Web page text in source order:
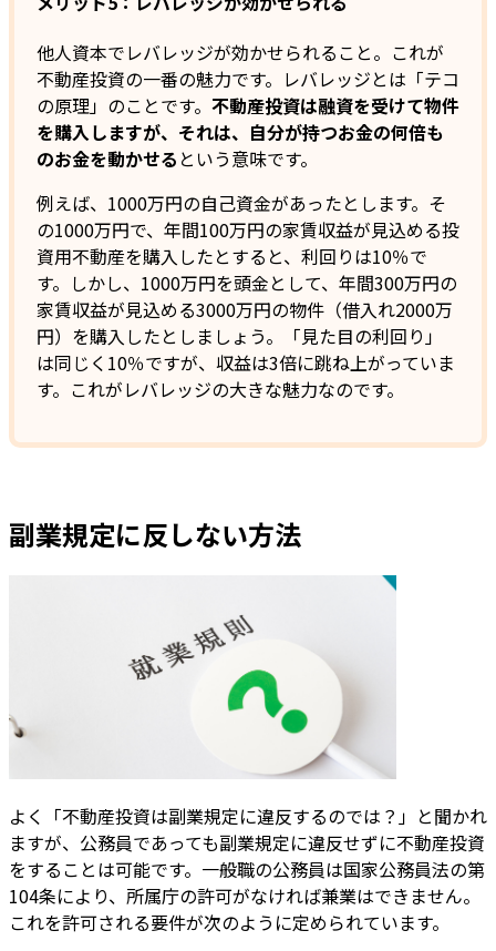
他人資本でレバレッジが効かせられること。これが
不動産投資の一番の魅力です。レバレッジとは「テコ
の原理」のことです。 不動産投資は融資を受けて物件
を購入しますが、それは、自分が持つお金の何倍も
のお金を動かせる という意味です。
例えば、1000万円の自己資金があったとします。そ
の1000万円で、年間100万円の家賃収益が見込める投
資用不動産を購入したとすると、利回りは10％で
す。しかし、1000万円を頭金として、年間300万円の
家賃収益が見込める3000万円の物件（借入れ2000万
円）を購入したとしましょう。「見た目の利回り」
は同じく10％ですが、収益は3倍に跳ね上がっていま
す。これがレバレッジの大きな魅力なのです。
副業規定に反しない方法
よく「不動産投資は副業規定に違反するのでは？」と聞かれ
ますが、公務員であっても副業規定に違反せずに不動産投資
をすることは可能です。一般職の公務員は国家公務員法の第
104条により、所属庁の許可がなければ兼業はできません。
これを許可される要件が次のように定められています。